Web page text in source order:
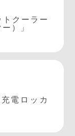
クーラー
）」
電ロッカ